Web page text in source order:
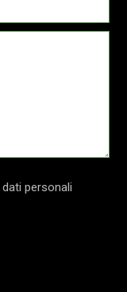
dati personali